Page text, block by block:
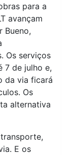
para a
avançam
Bueno,
Os serviços
7 de julho e,
da via ficará
Os
alternativa
E os